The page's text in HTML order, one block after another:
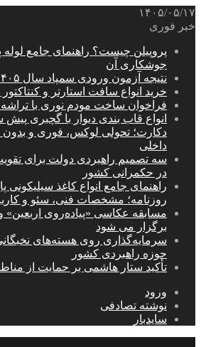
۱۴۰۵/۰۵/۱۷
خبر فوری
پروپیلن چیست؟ راهنمای جامع لوله
جوشکاری آن
نتیجه آزمون ورودی سمپاد سال ۱۴۰۵ اعلام شد
خرید انواع سافت استارتر و
فراخوان ساخت مودم نوری با
انواع قاب بندی دیوار با گچبری پیش
دکارت؛ تحولی لوکس، فوری و بدون
داخلی
سه تصمیم راهبردی دولت برای
در حکمرانی کشور
راهنمای جامع انواع کاغذ سیلیکونی
روزنامه؛ مشخصات فنی، سئو و
مسابقه عکاسی «پیاده‌روی اربعین»
برگزار می شود
حوزه راهبردی کشور
تأکید ستار هاشمی بر حمایت از
ورود
نوشته تصادفی
سایدبار